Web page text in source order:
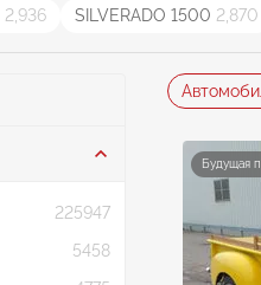
2,936 SILVERADO 1500 2,870
225947
5458
Будущая